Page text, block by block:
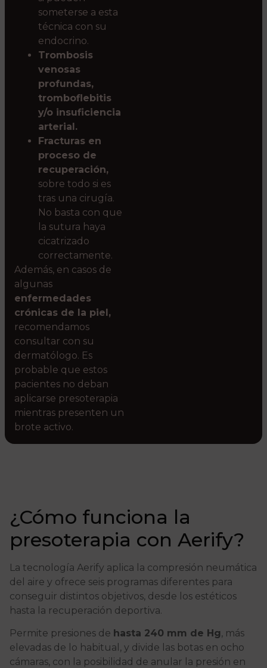
someterse a esta
técnica con su
endocrino.
Trombosis
venosas
profundas,
tromboflebitis
y/o insuficiencia
arterial.
Fracturas en
proceso de
recuperación,
sobre todo si es
tras una cirugía.
No basta con que
la sutura haya
cicatrizado
correctamente.
Además, en casos de
algunas
enfermedades
crónicas de la piel,
recomendamos
consultar con su
dermatólogo. Es
probable que estos
pacientes no deban
aplicarse presoterapia
mientras presenten un
brote activo.
¿Cómo funciona la
presoterapia con Aerify?
La tecnología Aerify aplica la compresión neumática
del aire y ofrece seis programas diferentes para
conseguir distintos objetivos, desde los estéticos
hasta la recuperación deportiva.
Permite presiones de hasta 240 mm de Hg, más
elevadas de lo habitual, y divide las botas en ocho
cámaras, con la posibilidad de anular la presión en